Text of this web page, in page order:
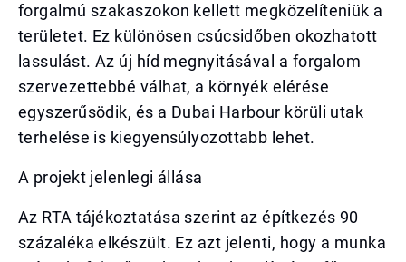
forgalmú szakaszokon kellett megközelíteniük a
területet. Ez különösen csúcsidőben okozhatott
lassulást. Az új híd megnyitásával a forgalom
szervezettebbé válhat, a környék elérése
egyszerűsödik, és a Dubai Harbour körüli utak
terhelése is kiegyensúlyozottabb lehet.
A projekt jelenlegi állása
Az RTA tájékoztatása szerint az építkezés 90
százaléka elkészült. Ez azt jelenti, hogy a munka